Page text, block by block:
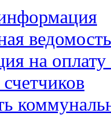
ведомость
на